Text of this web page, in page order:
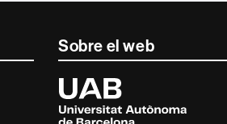
Sobre el web
Universitat
Autònoma
de
Barcelona